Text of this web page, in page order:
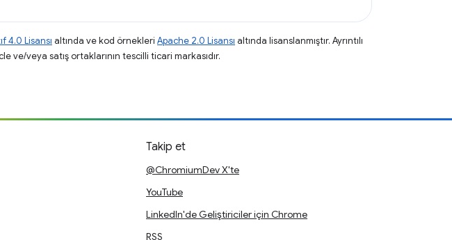
4.0 Lisansı altında ve kod örnekleri Apache 2.0 Lisansı altında lisanslanmıştır. Ayrıntılı
ve/veya satış ortaklarının tescilli ticari markasıdır.
Takip et
@ChromiumDev X'te
YouTube
LinkedIn'de Geliştiriciler için Chrome
RSS